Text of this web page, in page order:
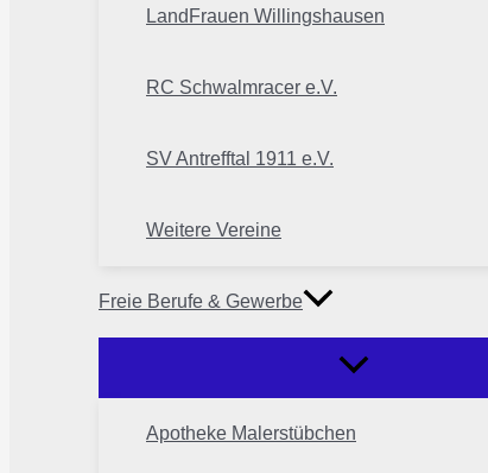
LandFrauen Willingshausen
RC Schwalmracer e.V.
SV Antrefftal 1911 e.V.
Weitere Vereine
Freie Berufe & Gewerbe
Apotheke Malerstübchen